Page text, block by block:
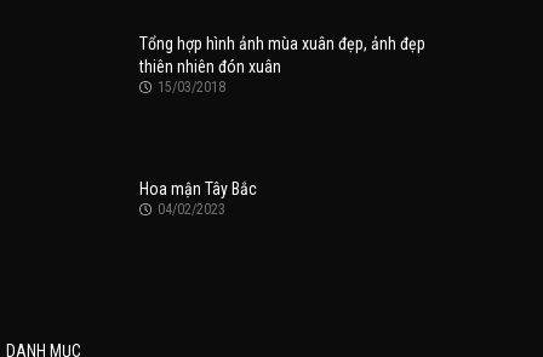
Tổng hợp hình ảnh mùa xuân đẹp, ảnh đẹp
thiên nhiên đón xuân
15/03/2018
Hoa mận Tây Bắc
04/02/2023
DANH MỤC